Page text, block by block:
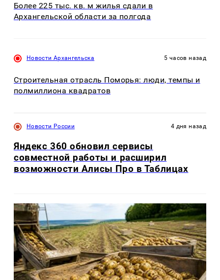
Более 225 тыс. кв. м жилья сдали в
Архангельской области за полгода
Новости Архангельска 5 часов назад
Строительная отрасль Поморья: люди, темпы и
полмиллиона квадратов
Новости России 4 дня назад
Яндекс 360 обновил сервисы
совместной работы и расширил
возможности Алисы Про в Таблицах